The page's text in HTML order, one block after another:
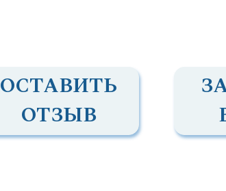
ОСТАВИТЬ
ОТЗЫВ